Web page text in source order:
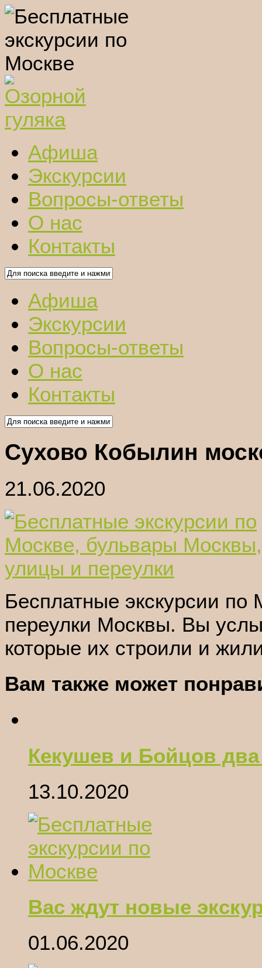
Афиша
Экскурсии
Вопросы-ответы
О нас
Контакты
Афиша
Экскурсии
Вопросы-ответы
О нас
Контакты
Сухово Кобылин
21.06.2020
Бесплатные экскурсии
переулки Москвы. Вы
которые их строили и
Вам также может
Кекушев и Бойцов
13.10.2020
Вас ждут новые
01.06.2020